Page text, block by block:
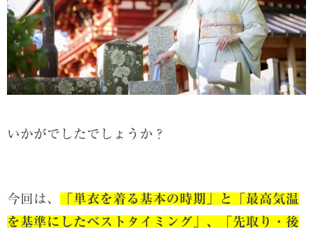
いかがでしたでしょうか？
今回は、
「単衣を着る基本の時期」と「最高気温
を基準にしたベストタイミング」、「先取り・後